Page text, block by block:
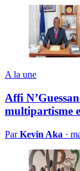
A la une
Affi
multipartisme
ParKevin Aka ·